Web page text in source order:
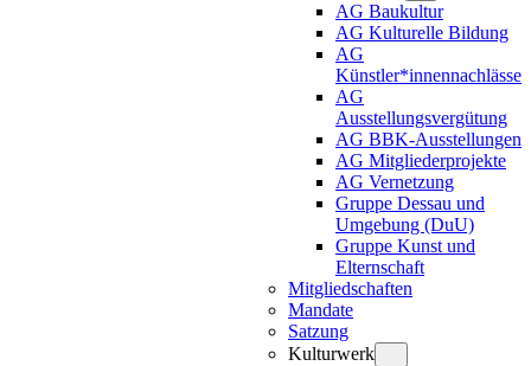
AG Baukultur
AG Kulturelle Bildung
AG
Künstler*innennachlässe
AG
Ausstellungsvergütung
AG BBK-Ausstellungen
AG Mitgliederprojekte
AG Vernetzung
Gruppe Dessau und
Umgebung (DuU)
Gruppe Kunst und
Elternschaft
Mitgliedschaften
Mandate
Satzung
Kulturwerk